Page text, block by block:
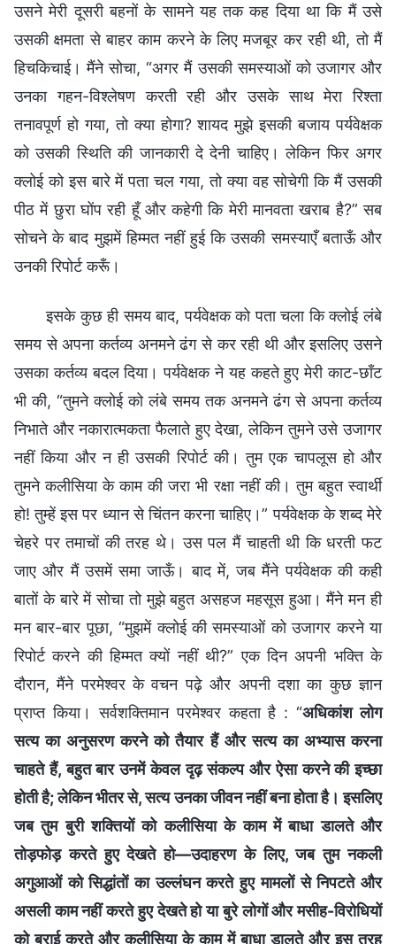
उसने मेरी दूसरी बहनों के सामने यह तक कह दिया था कि मैं उसे
उसकी क्षमता से बाहर काम करने के लिए मजबूर कर रही थी, तो मैं
हिचकिचाई। मैंने सोचा, “अगर मैं उसकी समस्याओं को उजागर और
उनका गहन-विश्लेषण करती रही और उसके साथ मेरा रिश्ता
तनावपूर्ण हो गया, तो क्या होगा? शायद मुझे इसकी बजाय पर्यवेक्षक
को उसकी स्थिति की जानकारी दे देनी चाहिए। लेकिन फिर अगर
क्लोई को इस बारे में पता चल गया, तो क्या वह सोचेगी कि मैं उसकी
पीठ में छुरा घोंप रही हूँ और कहेगी कि मेरी मानवता खराब है?” सब
सोचने के बाद मुझमें हिम्मत नहीं हुई कि उसकी समस्याएँ बताऊँ और
उनकी रिपोर्ट करूँ।
इसके कुछ ही समय बाद, पर्यवेक्षक को पता चला कि क्लोई लंबे
समय से अपना कर्तव्य अनमने ढंग से कर रही थी और इसलिए उसने
उसका कर्तव्य बदल दिया। पर्यवेक्षक ने यह कहते हुए मेरी काट-छाँट
भी की, “तुमने क्लोई को लंबे समय तक अनमने ढंग से अपना कर्तव्य
निभाते और नकारात्मकता फैलाते हुए देखा, लेकिन तुमने उसे उजागर
नहीं किया और न ही उसकी रिपोर्ट की। तुम एक चापलूस हो और
तुमने कलीसिया के काम की जरा भी रक्षा नहीं की। तुम बहुत स्वार्थी
हो! तुम्हें इस पर ध्यान से चिंतन करना चाहिए।” पर्यवेक्षक के शब्द मेरे
चेहरे पर तमाचों की तरह थे। उस पल मैं चाहती थी कि धरती फट
जाए और मैं उसमें समा जाऊँ। बाद में, जब मैंने पर्यवेक्षक की कही
बातों के बारे में सोचा तो मुझे बहुत असहज महसूस हुआ। मैंने मन ही
मन बार-बार पूछा, “मुझमें क्लोई की समस्याओं को उजागर करने या
रिपोर्ट करने की हिम्मत क्यों नहीं थी?” एक दिन अपनी भक्ति के
दौरान, मैंने परमेश्वर के वचन पढ़े और अपनी दशा का कुछ ज्ञान
प्राप्त किया। सर्वशक्तिमान परमेश्वर कहता है : “अधिकांश लोग
सत्य का अनुसरण करने को तैयार हैं और सत्य का अभ्यास करना
चाहते हैं, बहुत बार उनमें केवल दृढ़ संकल्प और ऐसा करने की इच्छा
होती है; लेकिन भीतर से, सत्य उनका जीवन नहीं बना होता है। इसलिए
जब तुम बुरी शक्तियों को कलीसिया के काम में बाधा डालते और
तोड़फोड़ करते हुए देखते हो—उदाहरण के लिए, जब तुम नकली
अगुआओं को सिद्धांतों का उल्लंघन करते हुए मामलों से निपटते और
असली काम नहीं करते हुए देखते हो या बुरे लोगों और मसीह-विरोधियों
को बुराई करते और कलीसिया के काम में बाधा डालते और इस तरह